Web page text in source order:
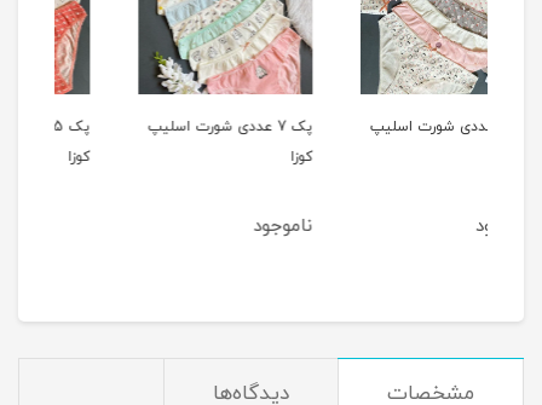
پک 7 عددی شورت اسلیپ
پک 5 عددی شورت اسلیپ
مشخصات دیدگاه‌ها